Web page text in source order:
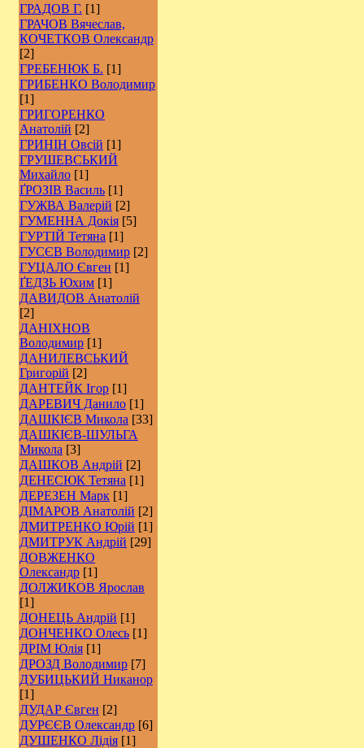
ГРАДОВ Г. [1]
ГРАЧОВ Вячеслав,
КОЧЕТКОВ Олександр
[2]
ГРЕБЕНЮК Б. [1]
ГРИБЕНКО Володимир
[1]
ГРИГОРЕНКО
Анатолій [2]
ГРИНІН Овсій [1]
ГРУШЕВСЬКИЙ
Михайло [1]
ҐРОЗІВ Василь [1]
ГУЖВА Валерій [2]
ГУМЕННА Докія [5]
ГУРТІЙ Тетяна [1]
ГУСЄВ Володимир [2]
ГУЦАЛО Євген [1]
ҐЕДЗЬ Юхим [1]
ДАВИДОВ Анатолій
[2]
ДАНІХНОВ
Володимир [1]
ДАНИЛЕВСЬКИЙ
Григорій [2]
ДАНТЕЙК Ігор [1]
ДАРЕВИЧ Данило [1]
ДАШКІЄВ Микола [33]
ДАШКІЄВ-ШУЛЬГА
Микола [3]
ДАШКОВ Андрій [2]
ДЕНЕСЮК Тетяна [1]
ДЕРЕЗЕН Марк [1]
ДІМАРОВ Анатолій [2]
ДМИТРЕНКО Юрій [1]
ДМИТРУК Андрій [29]
ДОВЖЕНКО
Олександр [1]
ДОЛЖИКОВ Ярослав
[1]
ДОНЕЦЬ Андрій [1]
ДОНЧЕНКО Олесь [1]
ДРІМ Юлія [1]
ДРОЗД Володимир [7]
ДУБИЦЬКИЙ Никанор
[1]
ДУДАР Євген [2]
ДУРЄЄВ Олександр [6]
ДУШЕНКО Лідія [1]